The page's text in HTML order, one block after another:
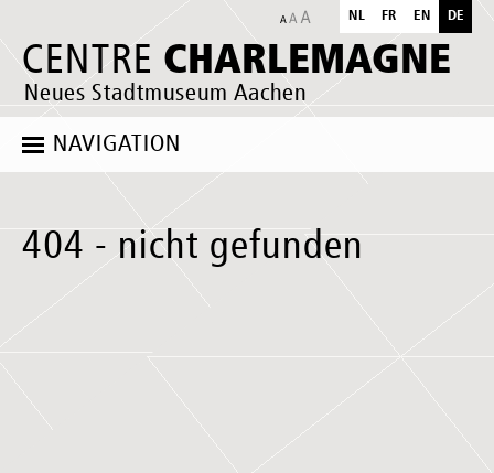
CENTRE CHARLEMAGNE
Neues Stadtmuseum Aachen
NL FR EN DE
NAVIGATION
404 - nicht gefunden